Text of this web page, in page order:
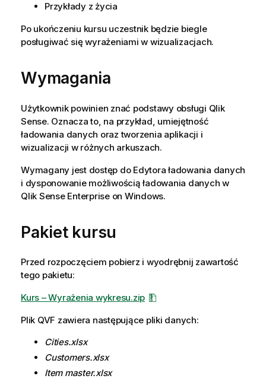
Przykłady z życia
Po ukończeniu kursu uczestnik będzie biegle
posługiwać się wyrażeniami w wizualizacjach.
Wymagania
Użytkownik powinien znać podstawy obsługi Qlik
Sense. Oznacza to, na przykład, umiejętność
ładowania danych oraz tworzenia aplikacji i
wizualizacji w różnych arkuszach.
Wymagany jest dostęp do Edytora ładowania danych
i dysponowanie możliwością ładowania danych w
Qlik Sense Enterprise on Windows.
Pakiet kursu
Przed rozpoczęciem pobierz i wyodrębnij zawartość
tego pakietu:
Kurs – Wyrażenia wykresu.zip
Plik QVF zawiera następujące pliki danych:
Cities.xlsx
Customers.xlsx
Item master.xlsx